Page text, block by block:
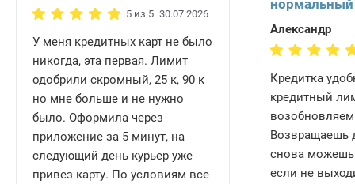
5 из 5 30.07.2026
У меня кредитных карт не было
никогда, эта первая. Лимит
одобрили скромный, 25 к, 90 к
но мне больше и не нужно
было. Оформила через
приложение за 5 минут, на
следующий день курьер уже
привез карту. По условиям все
нормальный
Александр
Кредитка
кредитный
Возвращаешь
снова можешь
если не